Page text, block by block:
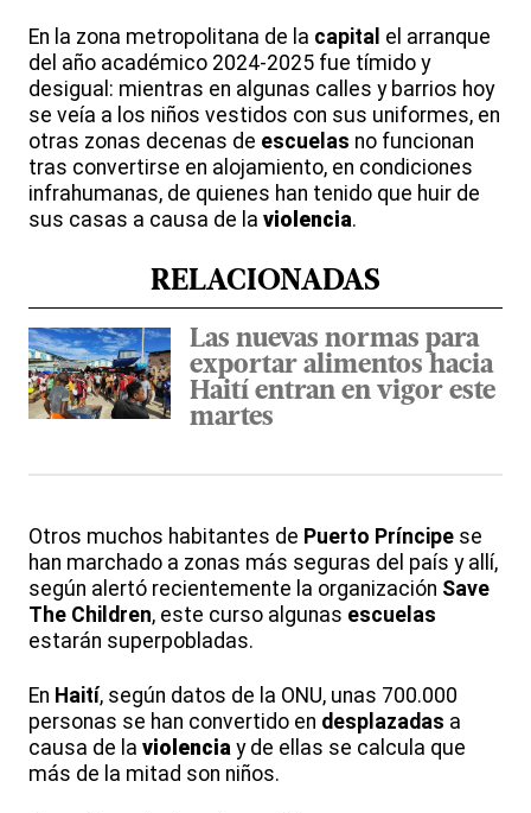
En la zona metropolitana de la capital el arranque
del año académico 2024-2025 fue tímido y
desigual: mientras en algunas calles y barrios hoy
se veía a los niños vestidos con sus uniformes, en
otras zonas decenas de escuelas no funcionan
tras convertirse en alojamiento, en condiciones
infrahumanas, de quienes han tenido que huir de
sus casas a causa de la violencia.
RELACIONADAS
Las nuevas normas para
exportar alimentos hacia
Haití entran en vigor este
martes
Otros muchos habitantes de Puerto Príncipe se
han marchado a zonas más seguras del país y allí,
según alertó recientemente la organización Save
The Children, este curso algunas escuelas
estarán superpobladas.
En Haití, según datos de la ONU, unas 700.000
personas se han convertido en desplazadas a
causa de la violencia y de ellas se calcula que
más de la mitad son niños.